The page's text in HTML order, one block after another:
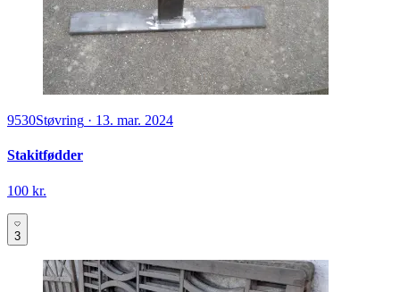
9530Støvring · 13. mar. 2024
Stakitfødder
100 kr.
3